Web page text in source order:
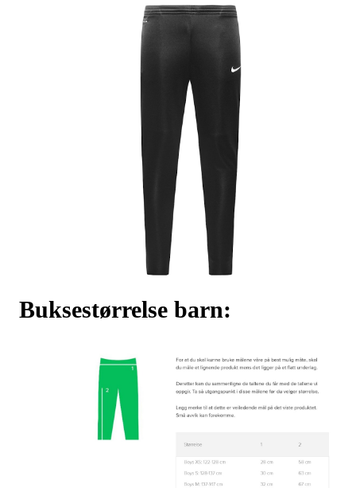
Buksestørrelse barn: